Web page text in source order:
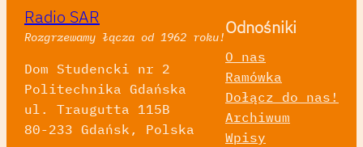
Radio SAR
Rozgrzewamy łącza od 1962 roku!
Dom Studencki nr 2
Politechnika Gdańska
ul. Traugutta 115B
80-233 Gdańsk, Polska
Odnośniki
O nas
Ramówka
Dołącz do nas!
Archiwum
Wpisy